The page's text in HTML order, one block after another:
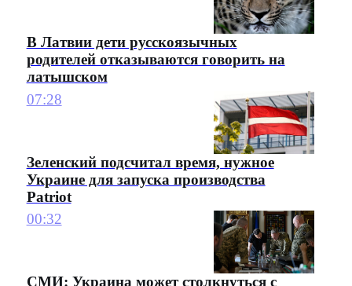
В Латвии дети русскоязычных
родителей отказываются говорить на
латышском
07:28
Зеленский подсчитал время, нужное
Украине для запуска производства
Patriot
00:32
СМИ: Украина может столкнуться с